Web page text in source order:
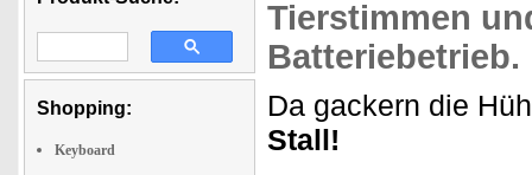
Shopping:
Keyboard
Tierstimmen
Batteriebetrieb.
Da gackern die
Stall!